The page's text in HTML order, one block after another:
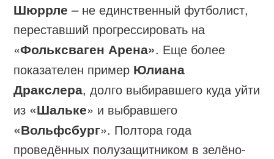
Шюррле– не единственный футболист,
переставший прогрессировать на
«Фольксваген Арена». Еще более
показателен пример Юлиана
Дракслера, долго выбиравшего куда уйти
из «Шальке» и выбравшего
«Вольфсбург». Полтора года
проведённых полузащитником в зелёно-